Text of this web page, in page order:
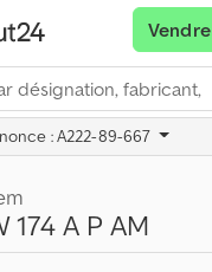
Vendre
: A222-89-667
174 A P AM